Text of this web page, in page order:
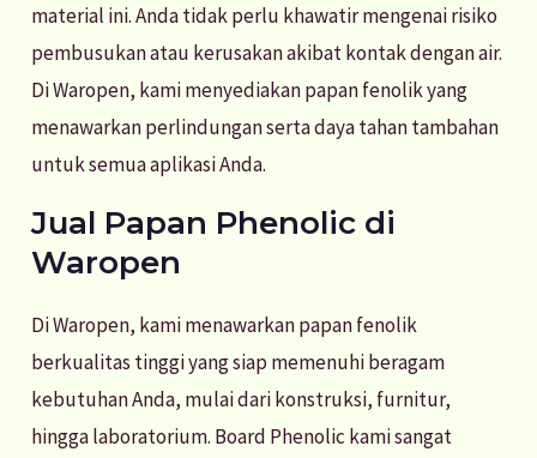
material ini. Anda tidak perlu khawatir mengenai risiko
pembusukan atau kerusakan akibat kontak dengan air.
Di Waropen, kami menyediakan papan fenolik yang
menawarkan perlindungan serta daya tahan tambahan
untuk semua aplikasi Anda.
Jual Papan Phenolic di
Waropen
Di Waropen, kami menawarkan papan fenolik
berkualitas tinggi yang siap memenuhi beragam
kebutuhan Anda, mulai dari konstruksi, furnitur,
hingga laboratorium. Board Phenolic kami sangat